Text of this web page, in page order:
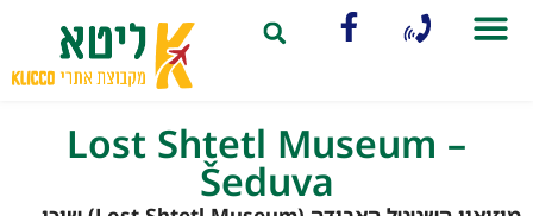
Lost Shtetl Museum –
Šeduva